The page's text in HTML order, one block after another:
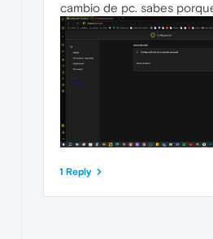
cambio de pc. sabes
1 Reply